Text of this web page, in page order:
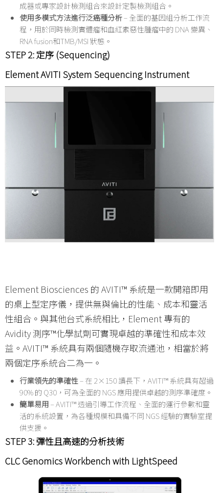
成器或專家設計檢測組合來設計定製檢測組合。
使用多模式方法進行泛癌種分析– 全面的基因組分析工作流
程，用於同時檢測實體瘤和血紅素惡性腫瘤中的 DNA 變異、
RNA fusion和TMB/MSI 狀態。
STEP 2:定序 (Sequencing)
Element AVITI System Sequencing Instrument
Element Biosciences 的 AVITI™ 系統是一款開箱即用
的桌上型定序儀，提供無與倫比的性能、成本和靈活
性組合。與其他台式系統相比，Element 專有的
Avidity 測序™化學試劑可實現卓越的準確性和成本效
益。AVITI™ 系統具有兩個隨機存取流通池，相當於將
兩個定序系統合二為一。
行業領先的準確性– 在 2×150 讀長下，AVITI™ 系統具有超過
90% 的 Q30，可為全面的 NGS 應用提供卓越的測序準確度。
簡單易用– AVITI™ 透過引導工作流程、全面的運行參數和靈
活的系統設置，為各種規模和具備不同 NGS 經驗的實驗室提
供支援。
STEP 3:彈性且高速的分析技術
CLC Genomics Workbench with LightSpeed